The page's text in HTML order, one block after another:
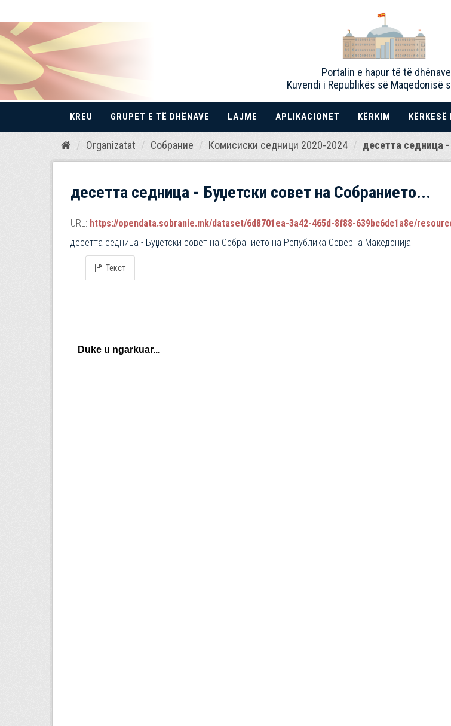
Kalo
Portalin e hapur të të dhënave
Kuvendi i Republikës së Maqedonisë
KREU GRUPET E TË DHËNAVE LAJME APLIKACIONET KËRKIM KËRKESË
Organizatat Собрание Комисиски седници 2020-2024 десетта седница
десетта седница - Буџетски совет на Собранието...
URL: https://opendata.sobranie.mk/dataset/6d8701ea-3a42-465d-8f88-639bc6dc1a8e/resource/
десетта седница - Буџетски совет на Собранието на Република Северна Македонија
Текст